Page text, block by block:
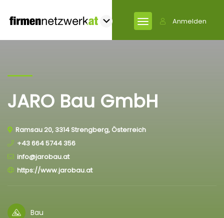
Anmelden
JARO Bau GmbH
Ramsau 20, 3314 Strengberg, Österreich
+43 664 5744 356
info@jarobau.at
https://www.jarobau.at
Bau